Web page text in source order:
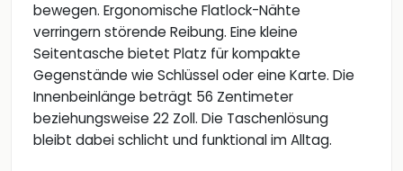
bewegen. Ergonomische Flatlock-Nähte
verringern störende Reibung. Eine kleine
Seitentasche bietet Platz für kompakte
Gegenstände wie Schlüssel oder eine Karte. Die
Innenbeinlänge beträgt 56 Zentimeter
beziehungsweise 22 Zoll. Die Taschenlösung
bleibt dabei schlicht und funktional im Alltag.